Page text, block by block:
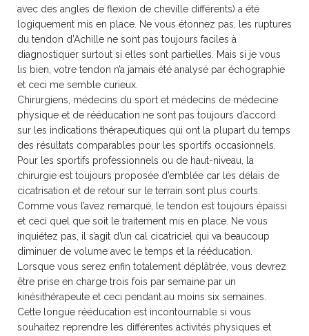
avec des angles de flexion de cheville différents) a été
logiquement mis en place. Ne vous étonnez pas, les ruptures
du tendon d’Achille ne sont pas toujours faciles à
diagnostiquer surtout si elles sont partielles. Mais si je vous
lis bien, votre tendon n’a jamais été analysé par échographie
et ceci me semble curieux.
Chirurgiens, médecins du sport et médecins de médecine
physique et de rééducation ne sont pas toujours d’accord
sur les indications thérapeutiques qui ont la plupart du temps
des résultats comparables pour les sportifs occasionnels.
Pour les sportifs professionnels ou de haut-niveau, la
chirurgie est toujours proposée d’emblée car les délais de
cicatrisation et de retour sur le terrain sont plus courts.
Comme vous l’avez remarqué, le tendon est toujours épaissi
et ceci quel que soit le traitement mis en place. Ne vous
inquiétez pas, il s’agit d’un cal cicatriciel qui va beaucoup
diminuer de volume avec le temps et la rééducation.
Lorsque vous serez enfin totalement déplâtrée, vous devrez
être prise en charge trois fois par semaine par un
kinésithérapeute et ceci pendant au moins six semaines.
Cette longue rééducation est incontournable si vous
souhaitez reprendre les différentes activités physiques et